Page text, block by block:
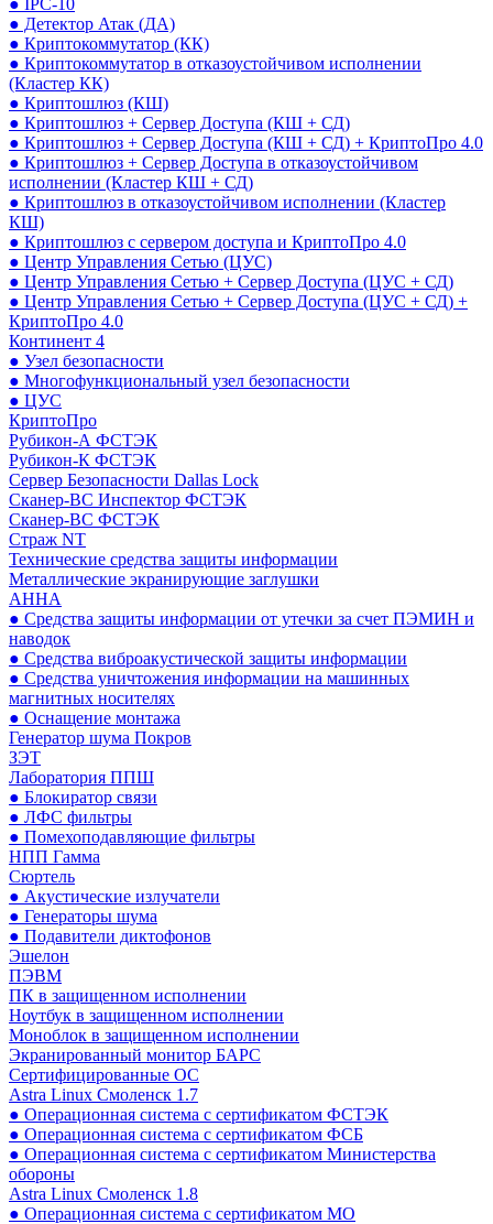
● Детектор Атак (ДА)
● Криптокоммутатор (КК)
● Криптокоммутатор в отказоустойчивом исполнении
(Кластер КК)
● Криптошлюз (КШ)
● Криптошлюз + Сервер Доступа (КШ + СД)
● Криптошлюз + Сервер Доступа (КШ + СД) + КриптоПро 4.0
● Криптошлюз + Сервер Доступа в отказоустойчивом
исполнении (Кластер КШ + СД)
● Криптошлюз в отказоустойчивом исполнении (Кластер
КШ)
● Криптошлюз с сервером доступа и КриптоПро 4.0
● Центр Управления Сетью (ЦУС)
● Центр Управления Сетью + Сервер Доступа (ЦУС + СД)
● Центр Управления Сетью + Сервер Доступа (ЦУС + СД) +
КриптоПро 4.0
Континент 4
● Узел безопасности
● Многофункциональный узел безопасности
● ЦУС
КриптоПро
Рубикон-А ФСТЭК
Рубикон-К ФСТЭК
Сервер Безопасности Dallas Lock
Сканер-ВС Инспектор ФСТЭК
Сканер-ВС ФСТЭК
Страж NT
Технические средства защиты информации
Металлические экранирующие заглушки
АННА
● Средства защиты информации от утечки за счет ПЭМИН и
наводок
● Средства виброакустической защиты информации
● Средства уничтожения информации на машинных
магнитных носителях
● Оснащение монтажа
Генератор шума Покров
ЗЭТ
Лаборатория ППШ
● Блокиратор связи
● ЛФС фильтры
● Помехоподавляющие фильтры
НПП Гамма
Сюртель
● Акустические излучатели
● Генераторы шума
● Подавители диктофонов
Эшелон
ПЭВМ
ПК в защищенном исполнении
Ноутбук в защищенном исполнении
Моноблок в защищенном исполнении
Экранированный монитор БАРС
Сертифицированные ОС
Astra Linux Смоленск 1.7
● Операционная система с сертификатом ФСТЭК
● Операционная система с сертификатом ФСБ
● Операционная система с сертификатом Министерства
обороны
Astra Linux Смоленск 1.8
● Операционная система с сертификатом МО